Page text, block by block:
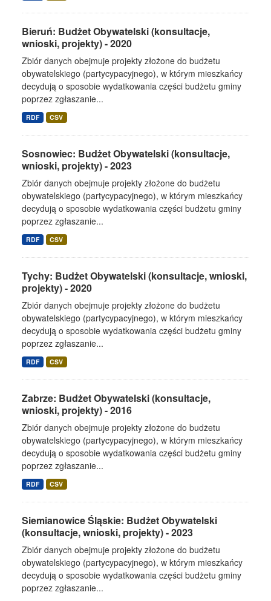
Bieruń: Budżet Obywatelski (konsultacje,
wnioski, projekty) - 2020
Zbiór danych obejmuje projekty złożone do budżetu
obywatelskiego (partycypacyjnego), w którym mieszkańcy
decydują o sposobie wydatkowania części budżetu gminy
poprzez zgłaszanie...
RDF CSV
Sosnowiec: Budżet Obywatelski (konsultacje,
wnioski, projekty) - 2023
Zbiór danych obejmuje projekty złożone do budżetu
obywatelskiego (partycypacyjnego), w którym mieszkańcy
decydują o sposobie wydatkowania części budżetu gminy
poprzez zgłaszanie...
RDF CSV
Tychy: Budżet Obywatelski (konsultacje, wnioski,
projekty) - 2020
Zbiór danych obejmuje projekty złożone do budżetu
obywatelskiego (partycypacyjnego), w którym mieszkańcy
decydują o sposobie wydatkowania części budżetu gminy
poprzez zgłaszanie...
RDF CSV
Zabrze: Budżet Obywatelski (konsultacje,
wnioski, projekty) - 2016
Zbiór danych obejmuje projekty złożone do budżetu
obywatelskiego (partycypacyjnego), w którym mieszkańcy
decydują o sposobie wydatkowania części budżetu gminy
poprzez zgłaszanie...
RDF CSV
Siemianowice Śląskie: Budżet Obywatelski
(konsultacje, wnioski, projekty) - 2023
Zbiór danych obejmuje projekty złożone do budżetu
obywatelskiego (partycypacyjnego), w którym mieszkańcy
decydują o sposobie wydatkowania części budżetu gminy
poprzez zgłaszanie...